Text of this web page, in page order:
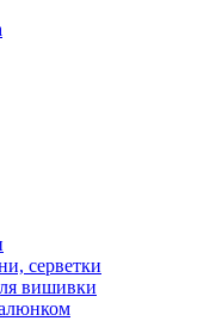
серветки
вишивки